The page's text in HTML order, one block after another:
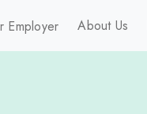
Employer About Us